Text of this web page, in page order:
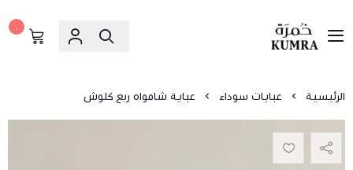
خمرة
٠
الرئيسية عبايات سوداء عباية شامواه ربع كلوش